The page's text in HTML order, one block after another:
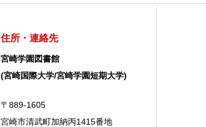
住所・連絡先
宮崎学園図書館
(宮崎国際大学/宮崎学園短期大学)
〒889-1605
宮崎市清武町加納丙1415番地